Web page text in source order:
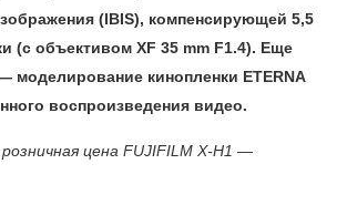
(IBIS), компенсирующей 5,5
(с объективом XF 35 mm F1.4). Еще
моделирование кинопленки ETERNA
воспроизведения видео.
цена FUJIFILM X-H1 —